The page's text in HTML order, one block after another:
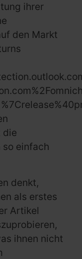
ihrer
den Markt
die
so einfach
denkt,
als erstes
Artikel
ihnen nicht